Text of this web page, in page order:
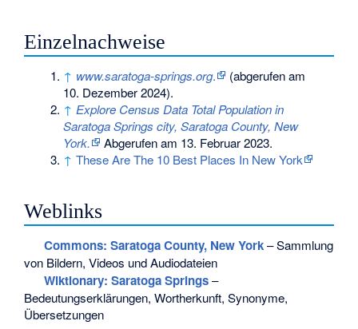
Einzelnachweise
↑ www.saratoga-springs.org.
(abgerufen am
10. Dezember 2024).
↑ Explore Census Data Total Population in
Saratoga Springs city, Saratoga County, New
York.
Abgerufen am 13. Februar 2023.
↑ These Are The 10 Best Places In New York
Weblinks
Commons: Saratoga County, New York– Sammlung
von Bildern, Videos und Audiodateien
Wiktionary: Saratoga Springs–
Bedeutungserklärungen, Wortherkunft, Synonyme,
Übersetzungen